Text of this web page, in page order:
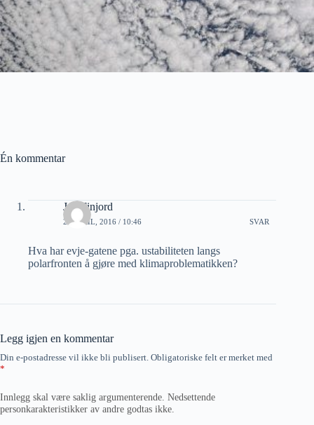
Én kommentar
Jan Finjord
20 APRIL, 2016 / 10:46 SVAR
Hva har evje-gatene pga. ustabiliteten langs
polarfronten å gjøre med klimaproblematikken?
Legg igjen en kommentar
Din e-postadresse vil ikke bli publisert. Obligatoriske felt er merket med
*
Innlegg skal være saklig argumenterende. Nedsettende
personkarakteristikker av andre godtas ikke.